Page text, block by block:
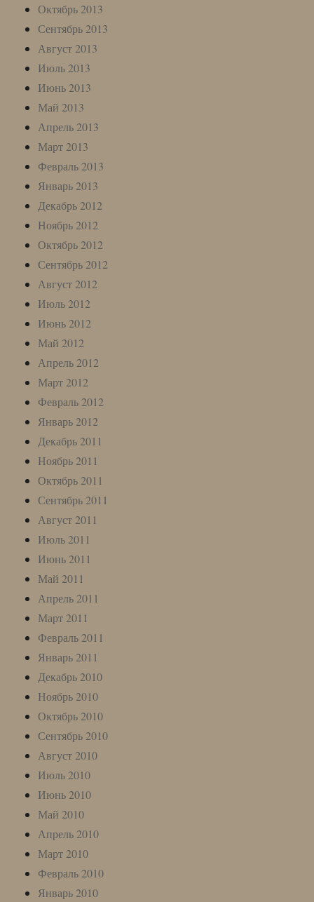
Октябрь 2013
Сентябрь 2013
Август 2013
Июль 2013
Июнь 2013
Май 2013
Апрель 2013
Март 2013
Февраль 2013
Январь 2013
Декабрь 2012
Ноябрь 2012
Октябрь 2012
Сентябрь 2012
Август 2012
Июль 2012
Июнь 2012
Май 2012
Апрель 2012
Март 2012
Февраль 2012
Январь 2012
Декабрь 2011
Ноябрь 2011
Октябрь 2011
Сентябрь 2011
Август 2011
Июль 2011
Июнь 2011
Май 2011
Апрель 2011
Март 2011
Февраль 2011
Январь 2011
Декабрь 2010
Ноябрь 2010
Октябрь 2010
Сентябрь 2010
Август 2010
Июль 2010
Июнь 2010
Май 2010
Апрель 2010
Март 2010
Февраль 2010
Январь 2010